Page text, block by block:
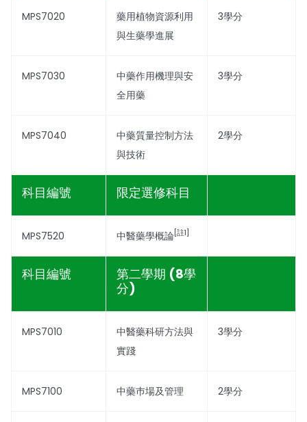
MPS7020
藥用植物資源利用
與生藥學進展
3學分
MPS7030
中藥作用機理與安
全用藥
3學分
MPS7040
中藥質量控制方法
與技術
2學分
科目編號 限定選修科目
MPS7520 中醫藥學概論 [註1]
科目編號
第二學期 (8學
分)
MPS7010
中醫藥科研方法與
實踐
3學分
MPS7100 中藥巿場及管理 2學分